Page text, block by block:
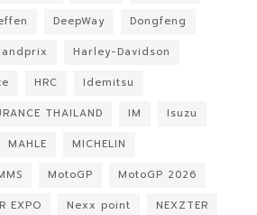
DeepWay
Dongfeng
Harley-Davidson
HRC
Idemitsu
THAILAND
IM
Isuzu
MAHLE
MICHELIN
MotoGP
MotoGP 2026
EXPO Nexx point
NEXZTER